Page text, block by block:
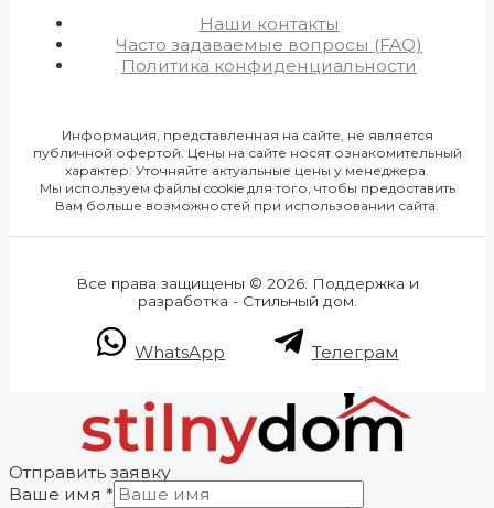
Наши контакты
Часто задаваемые вопросы (FAQ)
Политика конфиденциальности
Информация, представленная на сайте, не является
публичной офертой. Цены на сайте носят ознакомительный
характер. Уточняйте актуальные цены у менеджера.
Мы используем файлы cookie для того, чтобы предоставить
Вам больше возможностей при использовании сайта.
Все права защищены © 2026. Поддержка и
разработка - Стильный дом.
WhatsApp Телеграм
Отправить заявку
Ваше имя *